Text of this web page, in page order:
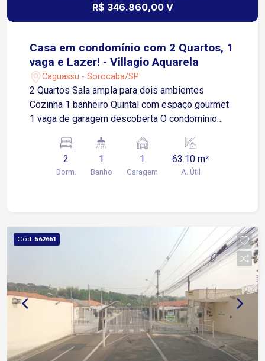
R$ 346.860,00 V
Casa em condomínio com 2 Quartos, 1
vaga e Lazer! - Villagio Aquarela
Caguassu - Sorocaba/SP
2 Quartos Sala ampla para dois ambientes
Cozinha 1 banheiro Quintal com espaço gourmet
1 vaga de garagem descoberta O condomínio
Localização privilegiada: Fácil acesso à Av.
Ipanema, próximo a supermercados, diversos
comércios e ao Rede Bom Lugar.
2
Dorm.
1
Banho
1
Garagem
63.10 m²
A. Útil
Cód. 562661